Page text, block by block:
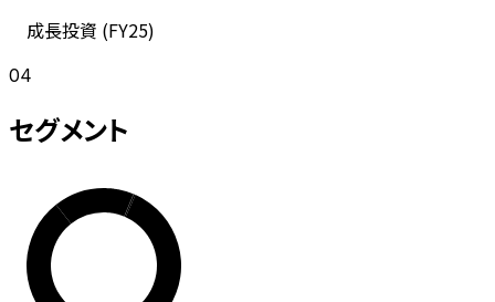
成長投資 (FY25)
04
セグメント